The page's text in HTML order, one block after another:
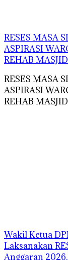
RESES MASA
ASPIRASI
REHAB
RESES MASA
ASPIRASI
REHAB
Wakil Ketua
Laksanakan
Anggaran